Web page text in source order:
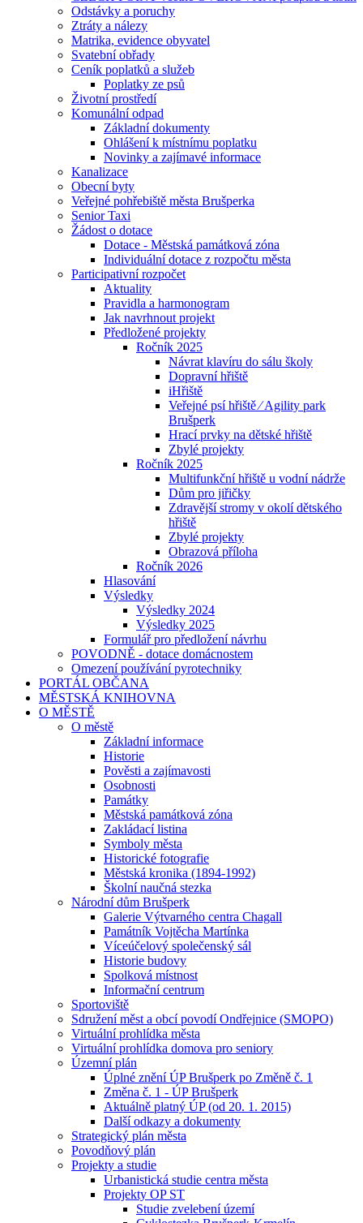
Odstávky a poruchy
Ztráty a nálezy
Matrika, evidence obyvatel
Svatební obřady
Ceník poplatků a služeb
Poplatky ze psů
Životní prostředí
Komunální odpad
Základní dokumenty
Ohlášení k místnímu poplatku
Novinky a zajímavé informace
Kanalizace
Obecní byty
Veřejné pohřebiště města Brušperka
Senior Taxi
Žádost o dotace
Dotace - Městská památková zóna
Individuální dotace z rozpočtu města
Participativní rozpočet
Aktuality
Pravidla a harmonogram
Jak navrhnout projekt
Předložené projekty
Ročník 2025
Návrat klavíru do sálu školy
Dopravní hřiště
iHřiště
Veřejné psí hřiště ⁄ Agility park
Brušperk
Hrací prvky na dětské hřiště
Zbylé projekty
Ročník 2025
Multifunkční hřiště u vodní nádrže
Dům pro jiřičky
Zdravější stromy v okolí dětského
hřiště
Zbylé projekty
Obrazová příloha
Ročník 2026
Hlasování
Výsledky
Výsledky 2024
Výsledky 2025
Formulář pro předložení návrhu
POVODNĚ - dotace domácnostem
Omezení používání pyrotechniky
PORTÁL OBČANA
MĚSTSKÁ KNIHOVNA
O MĚSTĚ
O městě
Základní informace
Historie
Pověsti a zajímavosti
Osobnosti
Památky
Městská památková zóna
Zakládací listina
Symboly města
Historické fotografie
Městská kronika (1894-1992)
Školní naučná stezka
Národní dům Brušperk
Galerie Výtvarného centra Chagall
Památník Vojtěcha Martínka
Víceúčelový společenský sál
Historie budovy
Spolková místnost
Informační centrum
Sportoviště
Sdružení měst a obcí povodí Ondřejnice (SMOPO)
Virtuální prohlídka města
Virtuální prohlídka domova pro seniory
Územní plán
Úplné znění ÚP Brušperk po Změně č. 1
Změna č. 1 - ÚP Brušperk
Aktuálně platný ÚP (od 20. 1. 2015)
Další odkazy a dokumenty
Strategický plán města
Povodňový plán
Projekty a studie
Urbanistická studie centra města
Projekty OP ST
Studie zvelebení území